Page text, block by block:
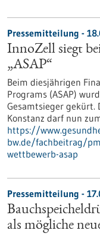
Pressemitteilung -
InnoZell siegt
„ASAP“
Beim diesjährigen
Programs (ASAP)
Gesamtsieger gekürt.
Konstanz darf nun
https://
bw.de/fachbeitrag/
wettbewerb-asap
Pressemitteilung -
als mögliche